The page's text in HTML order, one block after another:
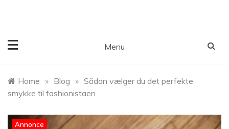
Menu
Home » Blog » Sådan vælger du det perfekte
smykke til fashionistaen
Annonce